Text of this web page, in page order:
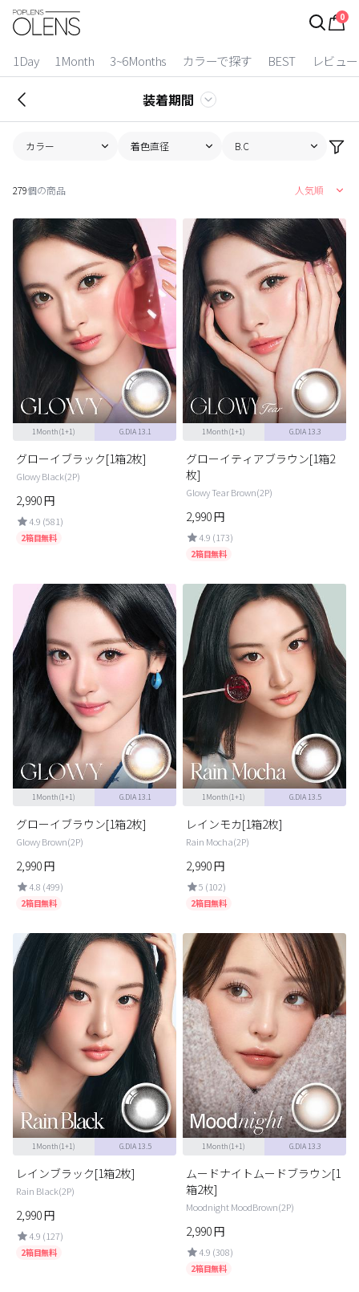
0
1Day 1Month 3~6Months カラーで探す BEST レビュー
ログイン
カラコン比較
今月限定特典
ベスト
カラコン
装着期間
2 Weeks
1 Month
3~6 Months
よりどりキット
カラー
ブラウン
チョコ
グレー
ブラック
グリーン
ブルー
ピンク
透明
乱視用
ハロウィンカラコン
レビュー
EYEしてる
総合掲示板
カスタマーサービス
ショッピングガイド
アプリダウンロード
INSTAGRAM LINE
装着期間
カラー 着色直径 B.C
279個の商品 人気順
1Month(1+1) G.DIA 13.1
グローイブラック[1箱2枚]
Glowy Black(2P)
2,990円
4.9 (581)
2箱目無料
1Month(1+1) G.DIA 13.3
グローイティアブラウン[1箱2
枚]
Glowy Tear Brown(2P)
2,990円
4.9 (173)
2箱目無料
1Month(1+1) G.DIA 13.1
グローイブラウン[1箱2枚]
Glowy Brown(2P)
2,990円
4.8 (499)
2箱目無料
1Month(1+1) G.DIA 13.5
レインモカ[1箱2枚]
Rain Mocha(2P)
2,990円
5 (102)
2箱目無料
1Month(1+1) G.DIA 13.5
レインブラック[1箱2枚]
Rain Black(2P)
2,990円
4.9 (127)
2箱目無料
1Month(1+1) G.DIA 13.3
ムードナイトムードブラウン[1
箱2枚]
Moodnight MoodBrown(2P)
2,990円
4.9 (308)
2箱目無料